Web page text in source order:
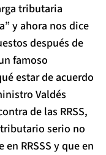
tributaria
y ahora nos dice
después de
famoso
estar de acuerdo
Valdés
de las RRSS,
serio no
RRSSS y que en